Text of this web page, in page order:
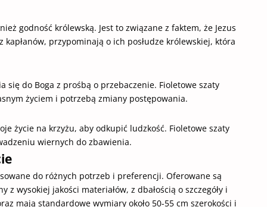
godność królewską. Jest to związane z faktem, że Jezus
przypominają o ich posłudze królewskiej, która
do Boga z prośbą o przebaczenie. Fioletowe szaty
życiem i potrzebą zmiany postępowania.
życie na krzyżu, aby odkupić ludzkość. Fioletowe szaty
wiernych do zbawienia.
do różnych potrzeb i preferencji. Oferowane są
wysokiej jakości materiałów, z dbałością o szczegóły i
mają standardowe wymiary około 50-55 cm szerokości i